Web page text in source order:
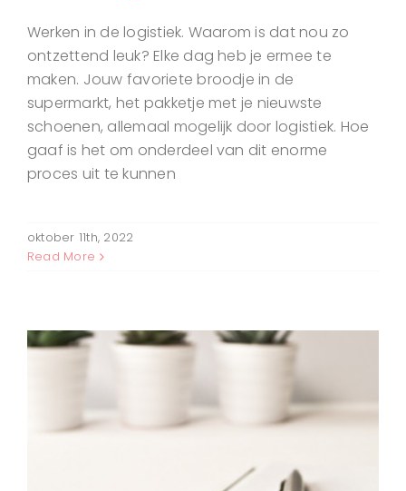
Werken in de logistiek. Waarom is dat nou zo
ontzettend leuk? Elke dag heb je ermee te
maken. Jouw favoriete broodje in de
supermarkt, het pakketje met je nieuwste
schoenen, allemaal mogelijk door logistiek. Hoe
gaaf is het om onderdeel van dit enorme
proces uit te kunnen
oktober 11th, 2022
Read More